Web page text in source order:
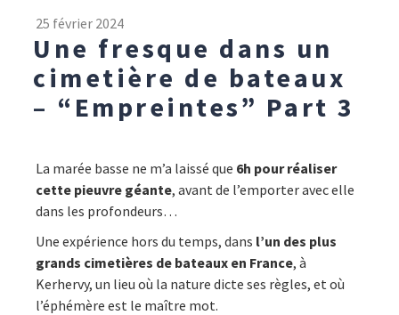
25 février 2024
Une fresque dans un
cimetière de bateaux
– “Empreintes” Part 3
La marée basse ne m’a laissé que 6h pour réaliser
cette pieuvre géante, avant de l’emporter avec elle
dans les profondeurs…
Une expérience hors du temps, dans l’un des plus
grands cimetières de bateaux en France, à
Kerhervy, un lieu où la nature dicte ses règles, et où
l’éphémère est le maître mot.